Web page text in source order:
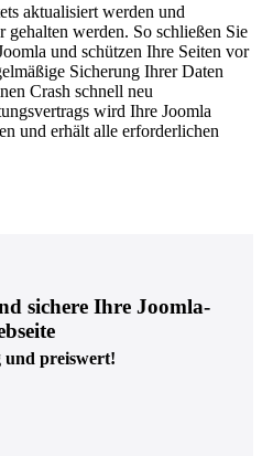
aktualisiert werden und
gehalten werden. So schließen Sie
und schützen Ihre Seiten vor
Sicherung Ihrer Daten
Crash schnell neu
wird Ihre Joomla
und erhält alle erforderlichen
sichere Ihre Joomla-
und preiswert!